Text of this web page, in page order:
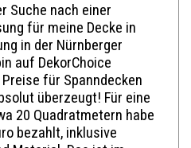
Suche nach einer
für meine Decke in
in der Nürnberger
auf DekorChoice
für Spanndecken
überzeugt! Für eine
20 Quadratmetern habe
bezahlt, inklusive